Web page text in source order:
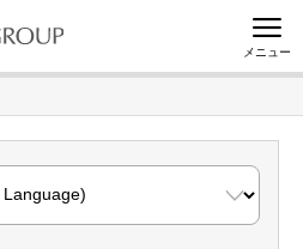
メニュー